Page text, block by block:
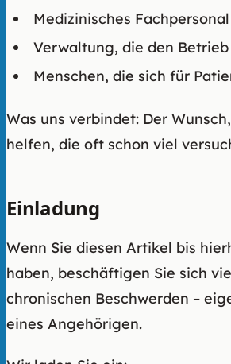
Medizinisches Fachpersonal
Verwaltung, die den
Menschen, die sich für
Was uns verbindet: Der
helfen, die oft schon viel
Einladung
Wenn Sie diesen Artikel bis
haben, beschäftigen Sie sich
chronischen Beschwerden –
eines Angehörigen.